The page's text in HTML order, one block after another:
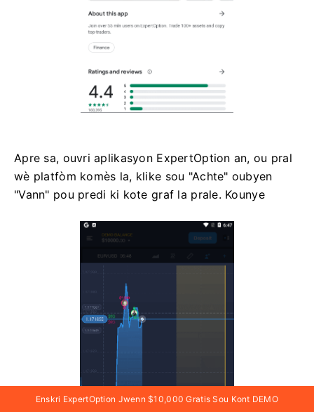
Apre sa, ouvri aplikasyon ExpertOption an, ou pral
wè platfòm komès la, klike sou "Achte" oubyen
"Vann" pou predi ki kote graf la prale. Kounye
Enskri ExpertOption Jwenn $10,000 Gratis Sou Kont DEMO